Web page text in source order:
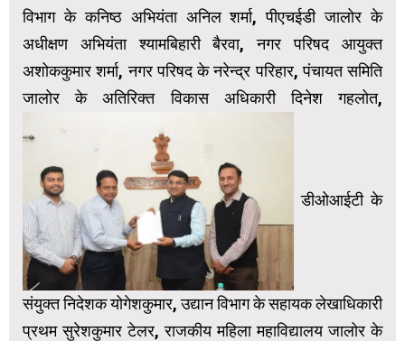
विभाग के कनिष्ठ अभियंता अनिल शर्मा, पीएचईडी जालोर के
अधीक्षण अभियंता श्यामबिहारी बैरवा, नगर परिषद आयुक्त
अशोककुमार शर्मा, नगर परिषद के नरेन्द्र परिहार, पंचायत समिति
जालोर के अतिरिक्त विकास अधिकारी दिनेश गहलोत,
डीओआईटी के
संयुक्त निदेशक योगेशकुमार, उद्यान विभाग के सहायक लेखाधिकारी
प्रथम सुरेशकुमार टेलर, राजकीय महिला महाविद्यालय जालोर के